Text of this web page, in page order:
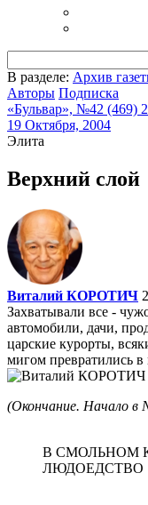
В разделе: Архив
Авторы Подписка
«Бульвар», №42 (469)
19 Октября, 2004
Элита
Верхний слой
Виталий КОРОТИЧ
Захватывали все -
автомобили, дачи,
царские курорты,
мигом превратились
(Окончание. Начало в
В СМОЛЬНОМ
ЛЮДОЕДСТВО